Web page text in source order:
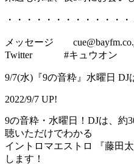
・・・・・・・・・・・・
メッセージ
Twitter #キュウオン
9/7(水)『9の音粋』水曜日 DJ
2022/9/7 UP!
9の音粋・水曜日！DJは、約
聴いただけでわかる
イントロマエストロ 『藤田
します！